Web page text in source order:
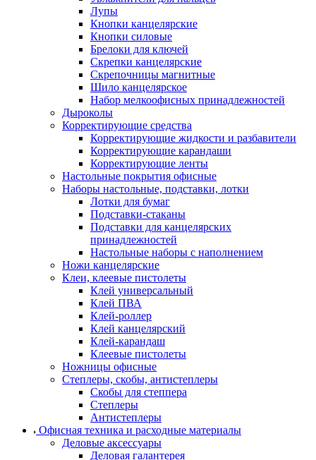
Лупы
Кнопки канцелярские
Кнопки силовые
Брелоки для ключей
Скрепки канцелярские
Скрепочницы магнитные
Шило канцелярское
Набор мелкоофисных принадлежностей
Дыроколы
Корректирующие средства
Корректирующие жидкости и разбавители
Корректирующие карандаши
Корректирующие ленты
Настольные покрытия офисные
Наборы настольные, подставки, лотки
Лотки для бумаг
Подставки-стаканы
Подставки для канцелярских
принадлежностей
Настольные наборы с наполнением
Ножи канцелярские
Клеи, клеевые пистолеты
Клей универсальный
Клей ПВА
Клей-роллер
Клей канцелярский
Клей-карандаш
Клеевые пистолеты
Ножницы офисные
Степлеры, скобы, антистеплеры
Скобы для степпера
Степлеры
Антистеплеры
Офисная техника и расходные материалы
Деловые аксессуары
Деловая галантерея